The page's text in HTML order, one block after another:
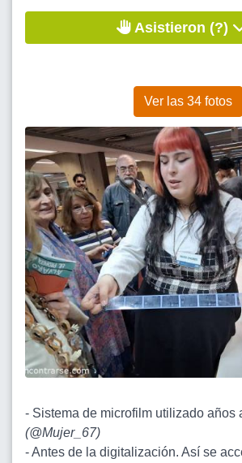
Asistieron (?)
Ver las 34 fotos
- Sistema de microfilm utilizado años
(@Mujer_67)
- Antes de la digitalización. Así se